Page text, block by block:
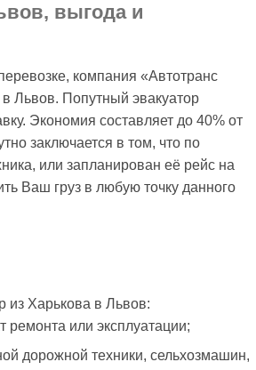
выгода и
компания «Автотранс
Львов. Попутный эвакуатор
Экономия составляет до 40% от
заключается в том, что по
или запланирован её рейс на
Ваш груз в любую точку данного
из Харькова в Львов:
ремонта или эксплуатации;
дорожной техники, сельхозмашин,